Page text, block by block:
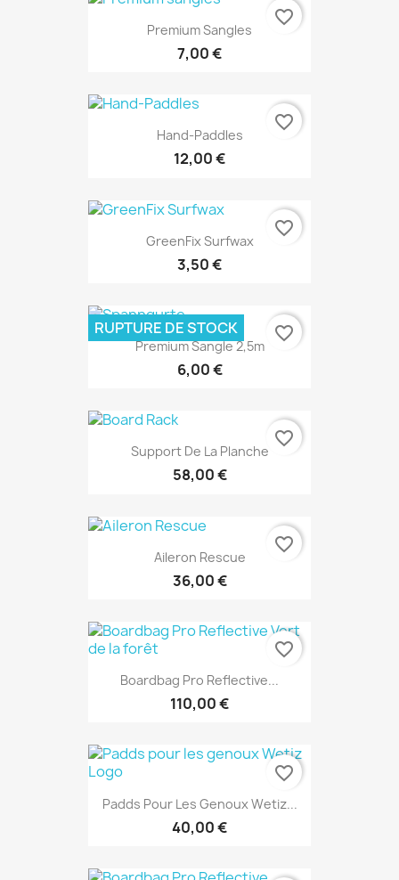
Premium Sangles
7,00 €
favorite_border
Hand-Paddles
12,00 €
favorite_border
GreenFix Surfwax
3,50 €
favorite_border
Premium Sangle 2,5m
6,00 €
RUPTURE DE STOCK favorite_border
Support De La Planche
58,00 €
favorite_border
Aileron Rescue
36,00 €
favorite_border
Boardbag Pro Reflective...
110,00 €
favorite_border
Padds Pour Les Genoux Wetiz...
40,00 €
favorite_border